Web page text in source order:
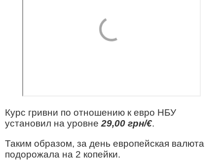
Курс гривни по отношению к евро НБУ
установил на уровне 29,00 грн/€.
Таким образом, за день европейская валюта
подорожала на 2 копейки.